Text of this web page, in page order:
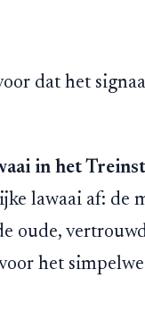
dat het
in het
lawaai af: de
oude,
het